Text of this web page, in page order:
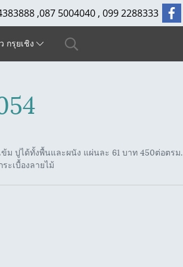
,087 5004040 , 099 2288333
กรุยเชิง
ข้ม ปูได้ทั้งพื้นและผนัง แผ่นละ 61 บาท 450ต่อตรม.
ะเบื้องลายไม้